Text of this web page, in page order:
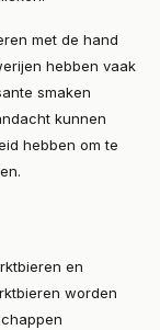
met de hand
hebben vaak
smaken
kunnen
hebben om te
en
worden